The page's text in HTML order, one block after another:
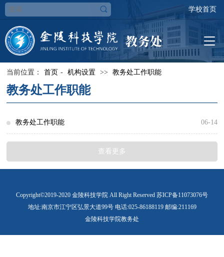
学校首页
当前位置： 首页 - 机构设置 >> 教务处工作职能
教务处工作职能
06-14
教务处工作职能
教务处是在学校党政领导下，负责全校本科教学工作的计划、组织、
理、教学运行与调度、各类考试的组织与成绩管理、学籍学历学位管
理、实践教学管理、实习管理、教学数字化等。教务处下设教务科、
查看更多
Copyright©2019-2020 金陵科技学院 All Right Reserved 苏ICP备11073076号
地址:南京市江宁区弘景大道99号 电话:025-86188119 邮编:211169
金陵科技学院教务处